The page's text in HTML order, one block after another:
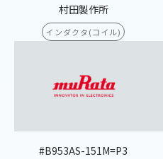
村田製作所
インダクタ(コイル)
#B953AS-151M=P3